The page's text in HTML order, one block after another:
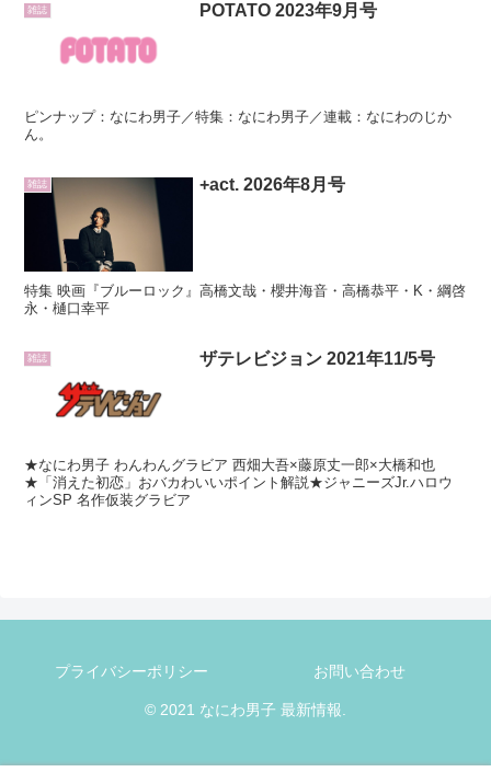
雑誌 POTATO 2023年9月号
ピンナップ：なにわ男子／特集：なにわ男子／連載：なにわのじか
ん。
雑誌 +act. 2026年8月号
特集 映画『ブルーロック』高橋文哉・櫻井海音・高橋恭平・K・綱啓
永・樋口幸平
雑誌 ザテレビジョン 2021年11/5号
★なにわ男子 わんわんグラビア 西畑大吾×藤原丈一郎×大橋和也
★「消えた初恋」おバカわいいポイント解説★ジャニーズJr.ハロウ
ィンSP 名作仮装グラビア
プライバシーポリシー お問い合わせ
© 2021 なにわ男子 最新情報.